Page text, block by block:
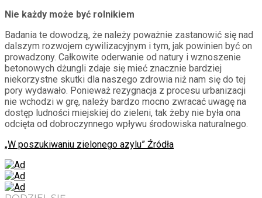
Nie każdy może być rolnikiem
Badania te dowodzą, że należy poważnie zastanowić się nad
dalszym rozwojem cywilizacyjnym i tym, jak powinien być on
prowadzony. Całkowite oderwanie od natury i wznoszenie
betonowych dżungli zdaje się mieć znacznie bardziej
niekorzystne skutki dla naszego zdrowia niż nam się do tej
pory wydawało. Ponieważ rezygnacja z procesu urbanizacji
nie wchodzi w grę, należy bardzo mocno zwracać uwagę na
dostęp ludności miejskiej do zieleni, tak żeby nie była ona
odcięta od dobroczynnego wpływu środowiska naturalnego.
„W poszukiwaniu zielonego azylu” Źródła